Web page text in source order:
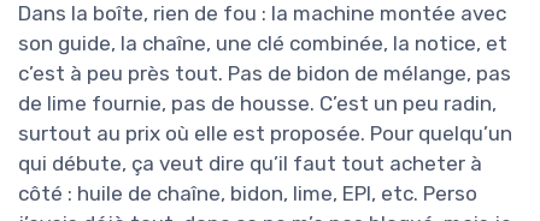
Dans la boîte, rien de fou : la machine montée avec
son guide, la chaîne, une clé combinée, la notice, et
c’est à peu près tout. Pas de bidon de mélange, pas
de lime fournie, pas de housse. C’est un peu radin,
surtout au prix où elle est proposée. Pour quelqu’un
qui débute, ça veut dire qu’il faut tout acheter à
côté : huile de chaîne, bidon, lime, EPI, etc. Perso